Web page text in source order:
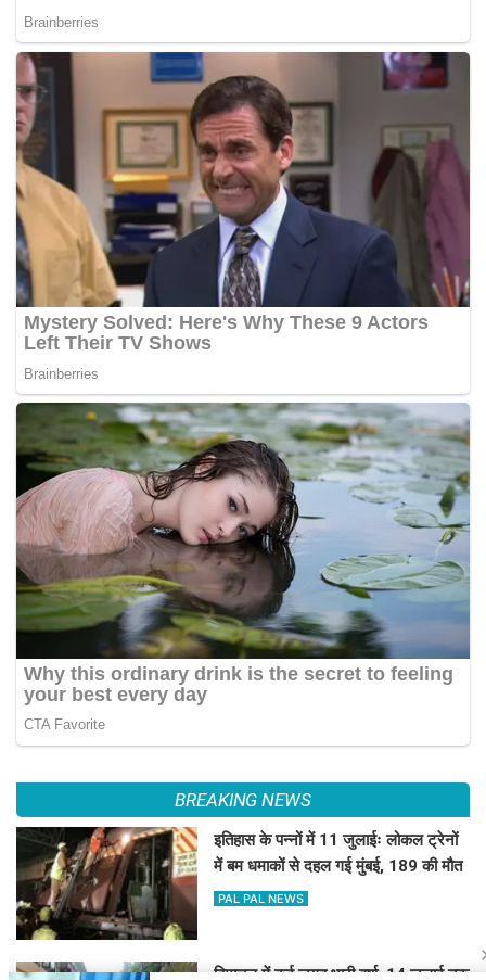
BREAKING NEWS
इतिहास के पन्नों में 11 जुलाईः लोकल ट्रेनों
में बम धमाकों से दहल गई मुंबई, 189 की मौत
PAL PAL NEWS
हिमाचल में कई जगह भारी वर्षा, 14 जुलाई तक